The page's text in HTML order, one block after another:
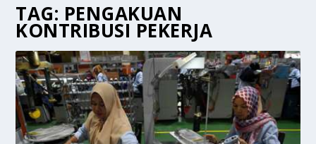
TAG: PENGAKUAN
KONTRIBUSI PEKERJA